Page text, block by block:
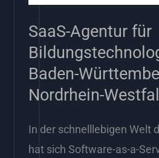
SaaS-Agentur für
Baden-
Nordrhein-
In der schnelllebigen Welt
hat sich Software-as-a-
Baden-
Württemberg
und
Nordrhein-
Westfalen